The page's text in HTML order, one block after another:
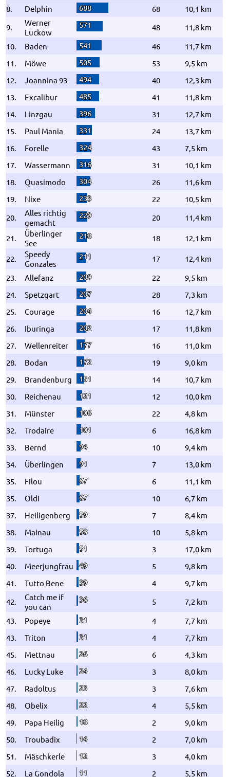
8.
Delphin 688 68
10,1 km
9.
Werner
Luckow
571 48
11,8 km
10.
Baden 541 46
11,7 km
11.
Möwe 505 53
9,5 km
12.
Joannina 93 494 40
12,3 km
13.
Excalibur 485 41
11,8 km
14.
Linzgau 396 31
12,7 km
15.
Paul Mania 331 24
13,7 km
16.
Forelle 324 43
7,5 km
17.
Wassermann 316 31
10,1 km
18.
Quasimodo 304 26
11,6 km
19.
Nixe 233 22
10,5 km
20.
Alles richtig
gemacht
229 20 11,4 km
21.
Überlinger
See
218 18 12,1 km
22.
Speedy
Gonzales
211 17
12,4 km
23.
Allefanz 209 22
9,5 km
24.
Spetzgart 207 28
7,3 km
25.
Courage 204 16
12,7 km
26.
Iburinga 202 17
11,8 km
27.
Wellenreiter 177 16
11,0 km
28.
Bodan 172 19
9,0 km
29.
Brandenburg 151 14
10,7 km
30.
Reichenau 121 12
10,0 km
31.
Münster 106 22
4,8 km
32.
Trodaire 101 6
16,8 km
33.
Bernd 94 10
9,4 km
34.
Überlingen 91 7
13,0 km
35.
Filou 67 6
11,1 km
35.
Oldi 67 10
6,7 km
37.
Heiligenberg 59 7
8,4 km
38.
Mainau 58 10
5,8 km
39.
Tortuga 51 3
17,0 km
40.
Meerjungfrau 49 5
9,8 km
41.
Tutto Bene 39 4
9,7 km
42.
Catch me if
you can
36 5
7,2 km
43.
Popeye 31 4
7,7 km
43.
Triton 31 4
7,7 km
45.
Mettnau 26 6
4,3 km
46.
Lucky Luke 24 3
8,0 km
47.
Radoltus 23 3
7,6 km
48.
Obelix 22 4
5,5 km
49.
Papa Heilig 18 2
9,0 km
50.
Troubadix 14 2
7,0 km
51.
Mäschkerle 12 3
4,0 km
52.
La Gondola 11 2 5,5 km